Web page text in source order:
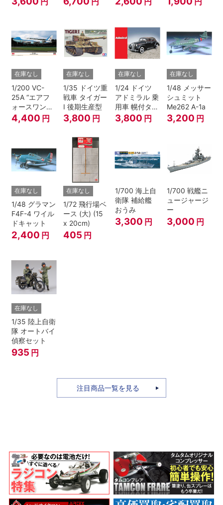
在庫なし
1/200 VC-
25A “エアフ
ォースワン
2022”
4,400 円
在庫なし
1/35 ドイツ重
戦車 タイガー
I 後期生産型
3,800 円
在庫なし
1/24 ドイツ
アドミラル 乗
用車 幌付タイ
プ
3,800 円
在庫なし
1/48 メッサー
シュミット
Me262 A-1a
3,200 円
在庫なし
1/48 グラマン
F4F-4 ワイル
ドキャット
2,400 円
在庫なし
1/72 飛行場ベ
ース (大) (15
x 20cm)
405 円
1/700 海上自
衛隊 補給艦
おうみ
3,300 円
1/700 戦艦ニ
ュージャージ
ー
3,000 円
在庫なし
1/35 陸上自衛
隊 オートバイ
偵察セット
935 円
注目商品一覧を見る